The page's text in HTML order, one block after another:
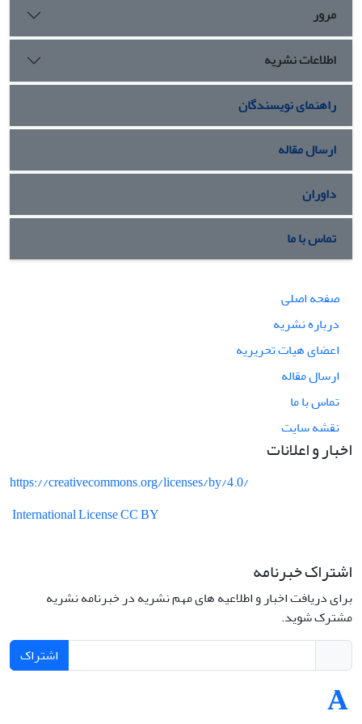
مرور
اطلاعات نشریه
راهنمای نویسندگان
ارسال مقاله
داوران
تماس با ما
صفحه اصلی
درباره نشریه
اعضای هیات تحریریه
ارسال مقاله
تماس با ما
نقشه سایت
اخبار و اعلانات
https://creativecommons.org/licenses/by/4.0/
International License CC BY
اشتراک خبرنامه
برای دریافت اخبار و اطلاعیه های مهم نشریه در خبرنامه نشریه
مشترک شوید.
اشتراک